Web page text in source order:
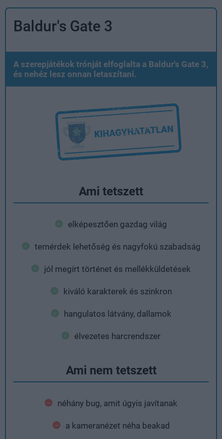
Baldur's Gate 3
A szerepjátékok trónját elfoglalta a Baldur's Gate 3,
és nehéz lesz onnan letaszítani.
Ami tetszett
elképesztően gazdag világ
temérdek lehetőség és nagyfokú szabadság
jól megírt történet és mellékküldetések
kiváló karakterek és szinkron
hangulatos látvány, dallamok
élvezetes harcrendszer
Ami nem tetszett
néhány bug, amit úgyis javítanak
a kameranézet néha beakad